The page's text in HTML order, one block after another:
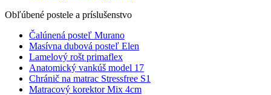
Obľúbené postele a príslušenstvo
Čalúnená posteľ Murano
Masívna dubová posteľ Elen
Lamelový rošt primaflex
Anatomický vankúš model 17
Chránič na matrac Stressfree S1
Matracový korektor Mix 4cm